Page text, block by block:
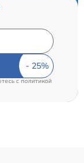
cполитикой